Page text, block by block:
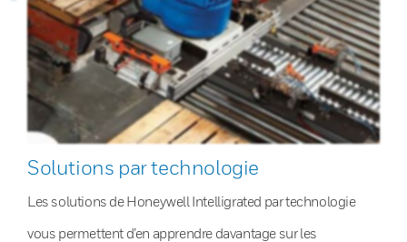
Solutions par technologie
Les solutions de Honeywell Intelligrated par technologie
vous permettent d’en apprendre davantage sur les